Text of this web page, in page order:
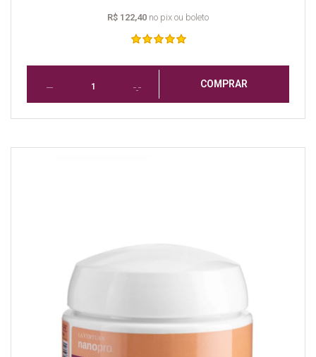
R$ 122,40 no pix ou boleto
COMPRAR